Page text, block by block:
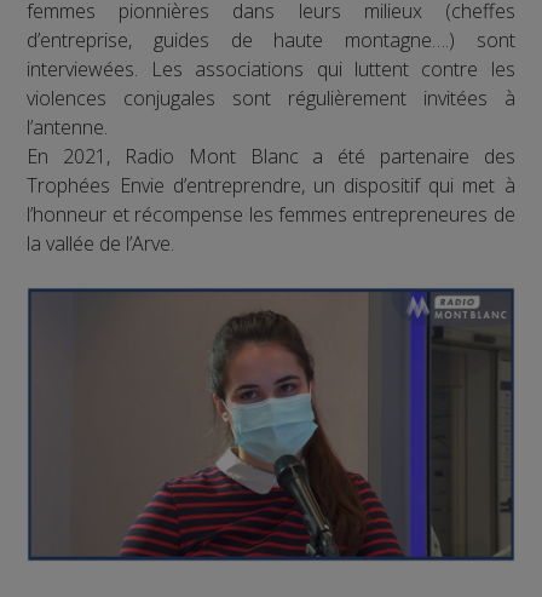
femmes pionnières dans leurs milieux (cheffes
d’entreprise, guides de haute montagne….) sont
interviewées. Les associations qui luttent contre les
violences conjugales sont régulièrement invitées à
l’antenne.
En 2021, Radio Mont Blanc a été partenaire des
Trophées Envie d’entreprendre, un dispositif qui met à
l’honneur et récompense les femmes entrepreneures de
la vallée de l’Arve.